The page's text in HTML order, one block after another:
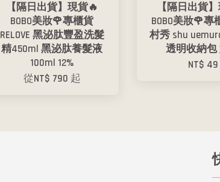
【隔日出貨】現貨🔥
BOBO美妝🌹專櫃貨
RELOVE 黑泌肽豐盈洗髮
精450ml 黑泌肽養髮液
100ml 12%
從NT$ 790 起
【隔日出貨
BOBO美妝🌹專
村秀 shu
透明收納包
NT$ 49